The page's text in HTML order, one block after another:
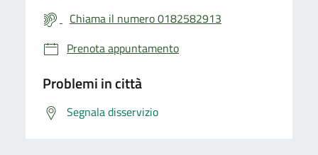
Chiama il numero 0182582913
Prenota appuntamento
Problemi in città
Segnala disservizio